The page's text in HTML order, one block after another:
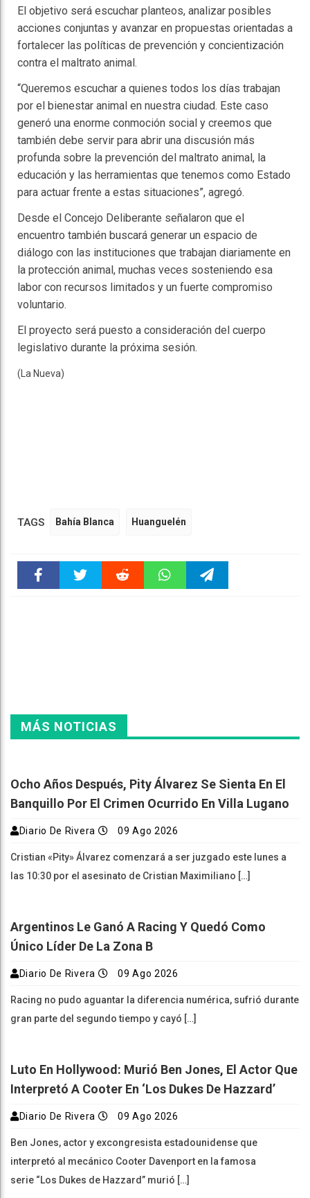
El objetivo será escuchar planteos, analizar posibles
acciones conjuntas y avanzar en propuestas orientadas a
fortalecer las políticas de prevención y concientización
contra el maltrato animal.
“Queremos escuchar a quienes todos los días trabajan
por el bienestar animal en nuestra ciudad. Este caso
generó una enorme conmoción social y creemos que
también debe servir para abrir una discusión más
profunda sobre la prevención del maltrato animal, la
educación y las herramientas que tenemos como Estado
para actuar frente a estas situaciones”, agregó.
Desde el Concejo Deliberante señalaron que el
encuentro también buscará generar un espacio de
diálogo con las instituciones que trabajan diariamente en
la protección animal, muchas veces sosteniendo esa
labor con recursos limitados y un fuerte compromiso
voluntario.
El proyecto será puesto a consideración del cuerpo
legislativo durante la próxima sesión.
(La Nueva)
TAGS Bahía Blanca Huanguelén
MÁS NOTICIAS
Ocho Años Después, Pity Álvarez Se Sienta En El
Banquillo Por El Crimen Ocurrido En Villa Lugano
Diario De Rivera 09 Ago 2026
Cristian «Pity» Álvarez comenzará a ser juzgado este lunes a
las 10:30 por el asesinato de Cristian Maximiliano […]
Argentinos Le Ganó A Racing Y Quedó Como
Único Líder De La Zona B
Diario De Rivera 09 Ago 2026
Racing no pudo aguantar la diferencia numérica, sufrió durante
gran parte del segundo tiempo y cayó […]
Luto En Hollywood: Murió Ben Jones, El Actor Que
Interpretó A Cooter En ‘Los Dukes De Hazzard’
Diario De Rivera 09 Ago 2026
Ben Jones, actor y excongresista estadounidense que
interpretó al mecánico Cooter Davenport en la famosa
serie “Los Dukes de Hazzard” murió […]